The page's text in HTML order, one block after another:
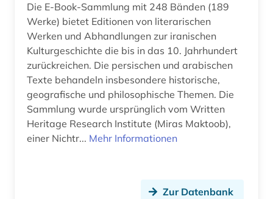
fachinformationsdienst (1)
vergleichende literaturwissenschaft (1)
fachportal (2)
fernando pessoa (1)
fid nahost-, nordafrika- und islamstudien (2)
Die E-Book-Sammlung mit 248 Bänden (189
Werke) bietet Editionen von literarischen
Werken und Abhandlungen zur iranischen
Kulturgeschichte die bis in das 10. Jahrhundert
zurückreichen. Die persischen und arabischen
Texte behandeln insbesondere historische,
geografische und philosophische Themen. Die
Sammlung wurde ursprünglich vom Written
Heritage Research Institute (Miras Maktoob),
einer Nichtr... Mehr Informationen
Zur Datenbank